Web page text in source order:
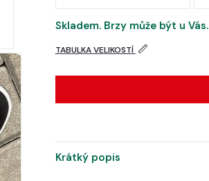
Skladem. Brzy může být u Vás.
TABULKA VELIKOSTÍ
Krátký popis